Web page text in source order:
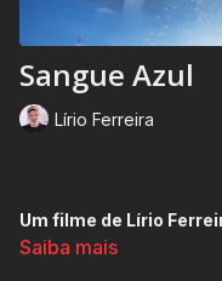
Sangue Azul
Lírio Ferreira
Um filme de Lírio
Saiba mais